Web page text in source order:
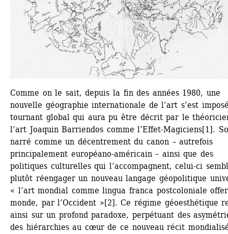
Comme on le sait, depuis la fin des années 1980, une
nouvelle géographie internationale de l’art s’est
tournant global qui aura pu être décrit par le
l’art Joaquin Barriendos comme l’Effet-Magiciens[1].
narré comme un décentrement du canon – autrefois
principalement européano-américain – ainsi que des
politiques culturelles qui l’accompagnent, celui-ci
plutôt réengager un nouveau langage géopolitique
« l’art mondial comme lingua franca postcoloniale
monde, par l’Occident »[2]. Ce régime géoesthétique
ainsi sur un profond paradoxe, perpétuant des
des hiérarchies au cœur de ce nouveau récit